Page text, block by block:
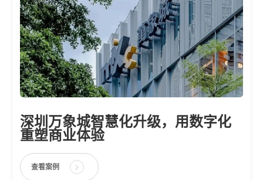
深圳万象城智慧化升级，用数字化
重塑商业体验
查看案例